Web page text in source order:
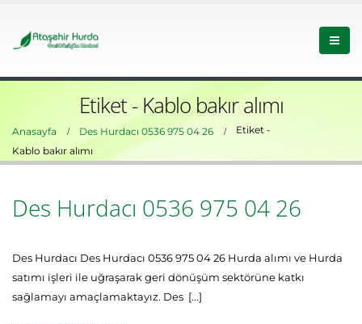
Etiket - Kablo bakır alımı
Anasayfa Des Hurdacı 0536 975 04 26
Etiket -
Kablo bakır alımı
Des Hurdacı 0536 975 04 26
Des Hurdacı Des Hurdacı 0536 975 04 26 Hurda alımı ve Hurda
satımı işleri ile uğraşarak geri dönüşüm sektörüne katkı
sağlamayı amaçlamaktayız. Des [...]